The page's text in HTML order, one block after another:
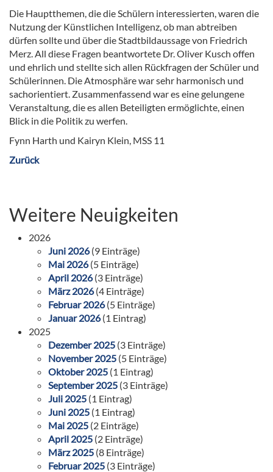
Die Hauptthemen, die die Schülern interessierten, waren die
Nutzung der Künstlichen Intelligenz, ob man abtreiben
dürfen sollte und über die Stadtbildaussage von Friedrich
Merz. All diese Fragen beantwortete Dr. Oliver Kusch offen
und ehrlich und stellte sich allen Rückfragen der Schüler und
Schülerinnen. Die Atmosphäre war sehr harmonisch und
sachorientiert. Zusammenfassend war es eine gelungene
Veranstaltung, die es allen Beteiligten ermöglichte, einen
Blick in die Politik zu werfen.
Fynn Harth und Kairyn Klein, MSS 11
Zurück
Weitere Neuigkeiten
2026
Juni 2026(9 Einträge)
Mai 2026(5 Einträge)
April 2026(3 Einträge)
März 2026(4 Einträge)
Februar 2026(5 Einträge)
Januar 2026(1 Eintrag)
2025
Dezember 2025 (3 Einträge)
November 2025 (5 Einträge)
Oktober 2025 (1 Eintrag)
September 2025 (3 Einträge)
Juli 2025 (1 Eintrag)
Juni 2025 (1 Eintrag)
Mai 2025 (2 Einträge)
April 2025 (2 Einträge)
März 2025 (8 Einträge)
Februar 2025 (3 Einträge)